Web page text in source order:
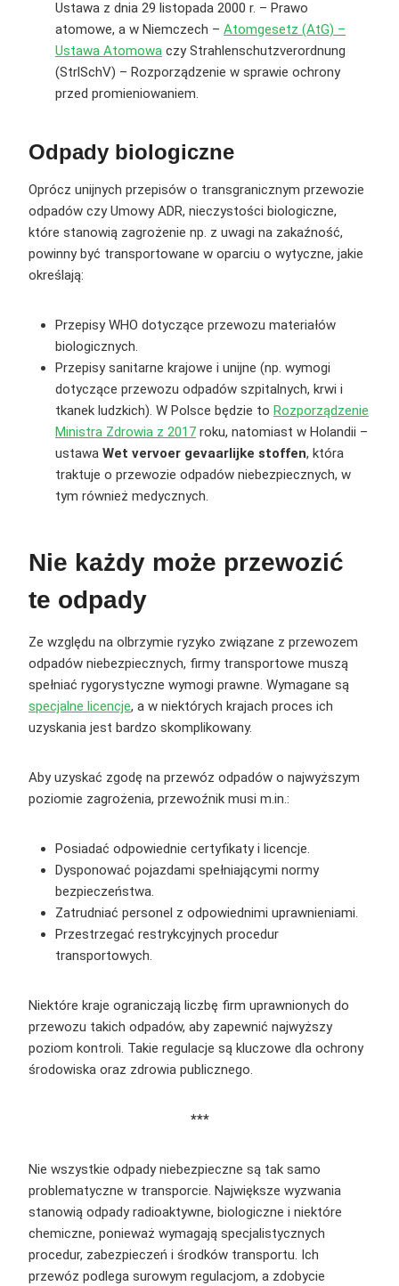
Ustawa z dnia 29 listopada 2000 r. – Prawo
atomowe, a w Niemczech – Atomgesetz (AtG) –
Ustawa Atomowa czy Strahlenschutzverordnung
(StrlSchV) – Rozporządzenie w sprawie ochrony
przed promieniowaniem.
Odpady biologiczne
Oprócz unijnych przepisów o transgranicznym przewozie
odpadów czy Umowy ADR, nieczystości biologiczne,
które stanowią zagrożenie np. z uwagi na zakaźność,
powinny być transportowane w oparciu o wytyczne, jakie
określają:
Przepisy WHO dotyczące przewozu materiałów
biologicznych.
Przepisy sanitarne krajowe i unijne (np. wymogi
dotyczące przewozu odpadów szpitalnych, krwi i
tkanek ludzkich). W Polsce będzie to Rozporządzenie
Ministra Zdrowia z 2017 roku, natomiast w Holandii –
ustawa Wet vervoer gevaarlijke stoffen, która
traktuje o przewozie odpadów niebezpiecznych, w
tym również medycznych.
Nie każdy może przewozić
te odpady
Ze względu na olbrzymie ryzyko związane z przewozem
odpadów niebezpiecznych, firmy transportowe muszą
spełniać rygorystyczne wymogi prawne. Wymagane są
specjalne licencje, a w niektórych krajach proces ich
uzyskania jest bardzo skomplikowany.
Aby uzyskać zgodę na przewóz odpadów o najwyższym
poziomie zagrożenia, przewoźnik musi m.in.:
Posiadać odpowiednie certyfikaty i licencje.
Dysponować pojazdami spełniającymi normy
bezpieczeństwa.
Zatrudniać personel z odpowiednimi uprawnieniami.
Przestrzegać restrykcyjnych procedur
transportowych.
Niektóre kraje ograniczają liczbę firm uprawnionych do
przewozu takich odpadów, aby zapewnić najwyższy
poziom kontroli. Takie regulacje są kluczowe dla ochrony
środowiska oraz zdrowia publicznego.
***
Nie wszystkie odpady niebezpieczne są tak samo
problematyczne w transporcie. Największe wyzwania
stanowią odpady radioaktywne, biologiczne i niektóre
chemiczne, ponieważ wymagają specjalistycznych
procedur, zabezpieczeń i środków transportu. Ich
przewóz podlega surowym regulacjom, a zdobycie